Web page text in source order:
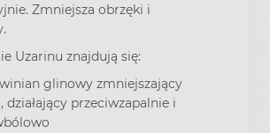
Zmniejsza obrzęki i
Uzarinu znajdują się:
glinowy zmniejszający
działający przeciwzapalnie i